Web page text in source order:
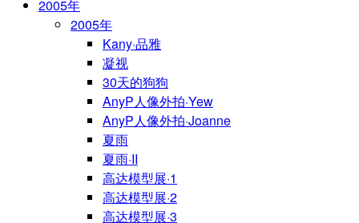
2005年
2005年
Kany·品雅
凝视
30天的狗狗
AnyP人像外拍·Yew
AnyP人像外拍·Joanne
夏雨
夏雨·II
高达模型展·1
高达模型展·2
高达模型展·3